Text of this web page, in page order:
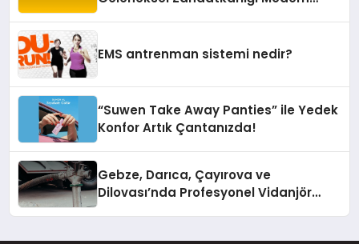
EMS antrenman sistemi nedir?
“Suwen Take Away Panties” ile Yedek
Konfor Artık Çantanızda!
Gebze, Darıca, Çayırova ve
Dilovası’nda Profesyonel Vidanjör